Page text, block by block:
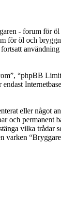
- forum för
öl och
“phpBB
eller
vilka
varken